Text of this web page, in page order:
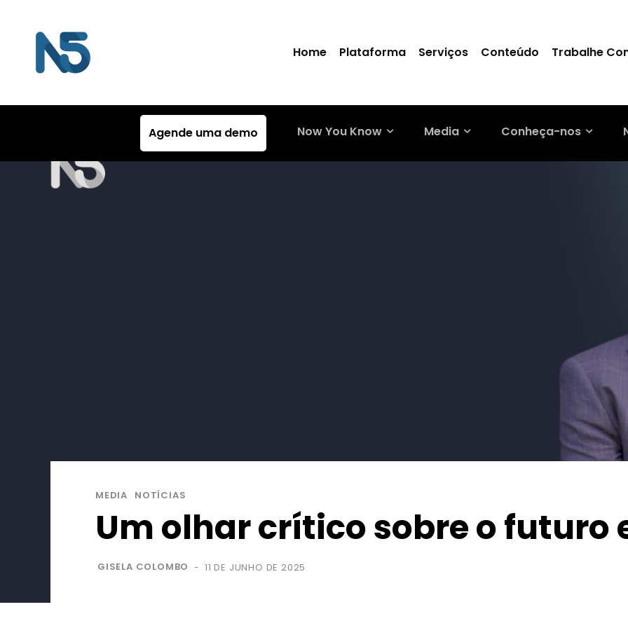
Home Plataforma Serviços Conteúdo Trabalhe
Agende uma demo Now You Know Media Conheça-nos
MEDIA NOTÍCIAS
Um olhar crítico sobre o futuro
GISELA COLOMBO - 11 DE JUNHO DE 2025